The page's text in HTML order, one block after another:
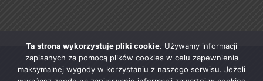
Ta strona wykorzystuje pliki cookie. Używamy informacji
zapisanych za pomocą plików cookies w celu zapewnienia
maksymalnej wygody w korzystaniu z naszego serwisu. Jeżeli